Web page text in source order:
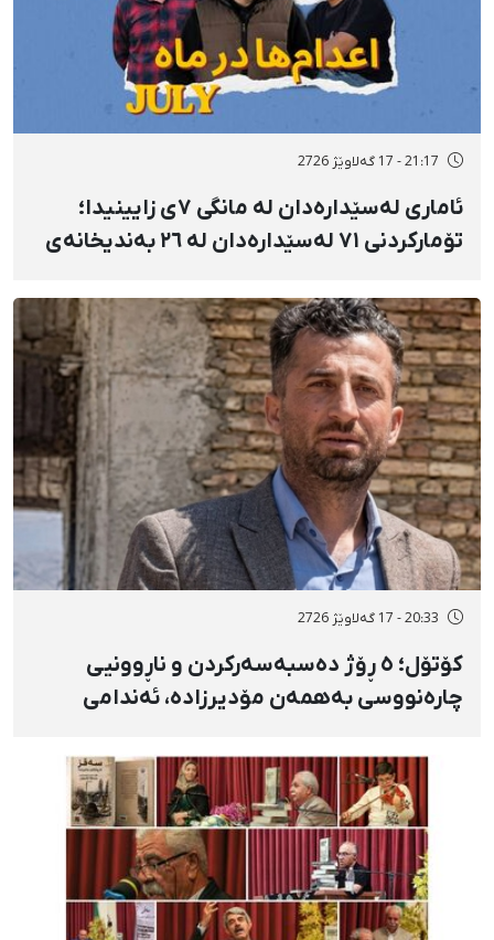
21:17 - 17 گەلاوێژ 2726
ئاماری لەسێدارەدان لە مانگی ٧ی زایینیدا؛
تۆمارکردنی ٧١ لەسێدارەدان لە ٢٦ بەندیخانەی
شوێنی نادیار و لەبەر چاوی خەڵکەوە
20:33 - 17 گەلاوێژ 2726
کۆتۆل؛ ٥ ڕۆژ دەسبەسەرکردن و ناڕوونیی
چارەنووسی بەهمەن مۆدیرزادە، ئەندامی
لە دژی لەسێدارەدان